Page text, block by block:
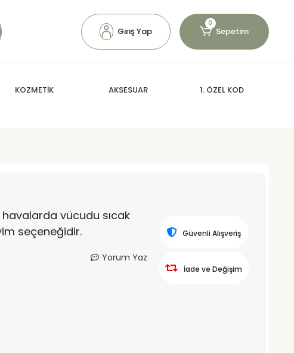
Giriş Yap
0
Sepetim
KOZMETİK AKSESUAR 1. ÖZEL KOD
vücudu sıcak
seçeneğidir.
Yorum Yaz
Güvenli Alışveriş
İade ve Değişim